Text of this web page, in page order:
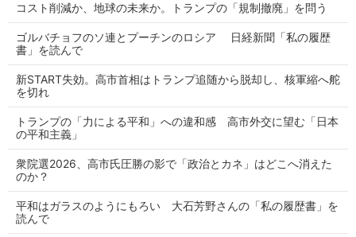
コスト削減か、地球の未来か。トランプの「規制撤廃」を問う
ゴルバチョフのソ連とプーチンのロシア 日経新聞「私の履歴
書」を読んで
新START失効。高市首相はトランプ追随から脱却し、核軍縮へ舵
を切れ
トランプの「力による平和」への違和感 高市外交に望む「日本
の平和主義」
衆院選2026、高市氏圧勝の影で「政治とカネ」はどこへ消えた
のか？
平和はガラスのようにもろい 大石芳野さんの「私の履歴書」を
読んで